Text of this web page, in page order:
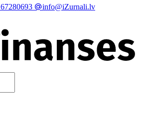
67280693
info@iZurnali.lv